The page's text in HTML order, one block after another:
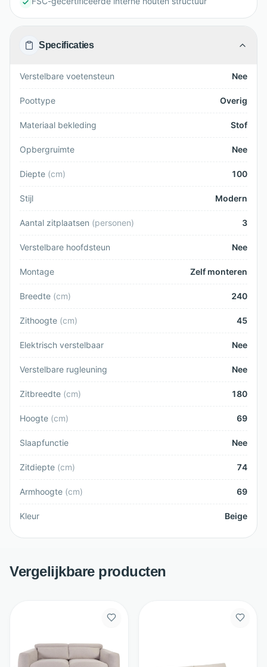
Specificaties
Verstelbare voetensteun Nee
Poottype Overig
Materiaal bekleding Stof
Opbergruimte Nee
Diepte (cm) 100
Stijl Modern
Aantal zitplaatsen (personen) 3
Verstelbare hoofdsteun Nee
Montage Zelf monteren
Breedte (cm) 240
Zithoogte (cm) 45
Elektrisch verstelbaar Nee
Verstelbare rugleuning Nee
Zitbreedte (cm) 180
Hoogte (cm) 69
Slaapfunctie Nee
Zitdiepte (cm) 74
Armhoogte (cm) 69
Kleur Beige
Vergelijkbare producten